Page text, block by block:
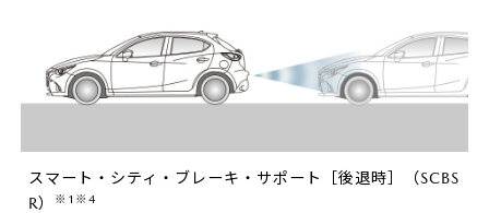
スマート・シティ・ブレーキ・サポート［後退時］（SCBS
R）
※1※4